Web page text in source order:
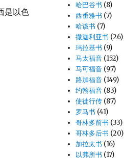
是以色
哈巴谷书 (8)
西番雅书 (7)
哈该书 (7)
撒迦利亚书 (26)
玛拉基书 (9)
马太福音 (152)
马可福音 (97)
路加福音 (149)
约翰福音 (83)
使徒行传 (87)
罗马书 (41)
哥林多前书 (33)
哥林多后书 (20)
加拉太书 (16)
以弗所书 (17)